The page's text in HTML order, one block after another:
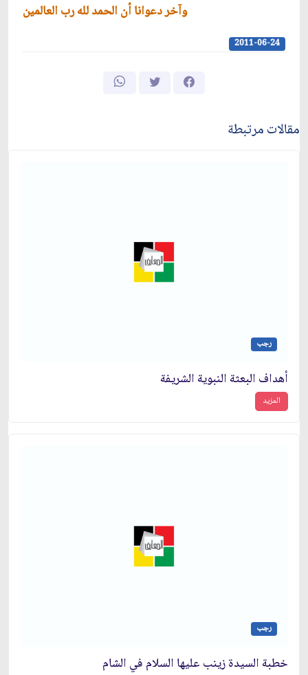
وآخر دعوانا أن الحمد لله رب العالمين
2011-06-24
مقالات مرتبطة
رجب
أهداف البعثة النبوية الشريفة
المزيد
رجب
خطبة السيدة زينب عليها السلام في الشام